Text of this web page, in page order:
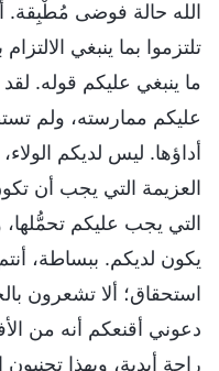
الله حالة فوضى مُطْبِقة.
تلتزموا بما ينبغي
ما ينبغي عليكم قوله.
عليكم ممارسته، ولم
أداؤها. ليس لديكم
العزيمة التي يجب أن
التي يجب عليكم
يكون لديكم. ببساطة،
استحقاق؛ ألا تشعرون
دعوني أقنعكم أنه من
راحة أبدية، وبهذا